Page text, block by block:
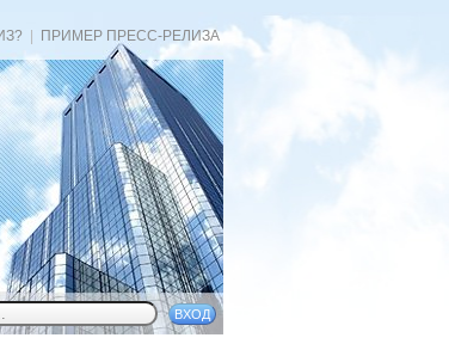
ПРИМЕР ПРЕСС-РЕЛИЗА